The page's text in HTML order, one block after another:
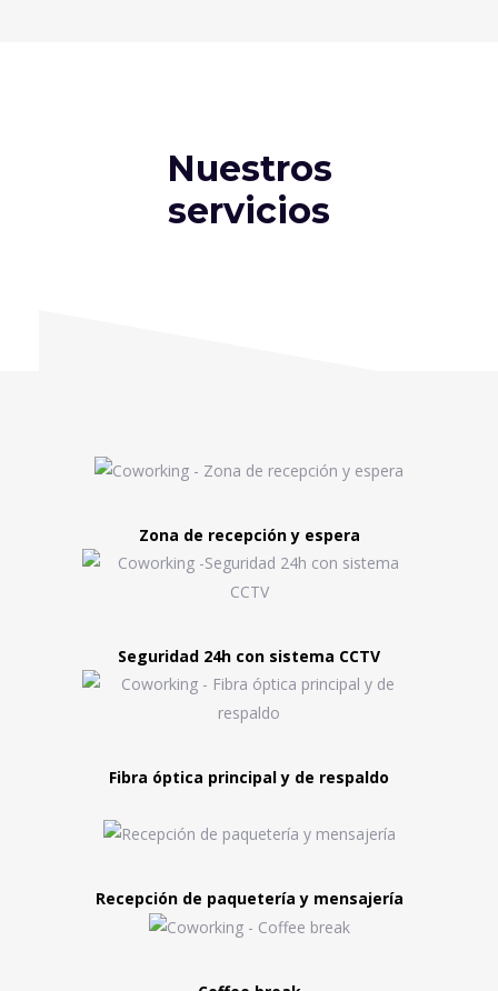
Nuestros
servicios
Zona de recepción y espera
Seguridad 24h con sistema CCTV
Fibra óptica principal y de respaldo
Recepción de paquetería y mensajería